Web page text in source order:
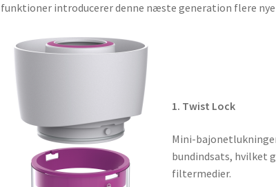
funktioner introducerer denne næste generation flere
1. Twist Lock
Mini-
bundindsats, hvilket
filtermedier.